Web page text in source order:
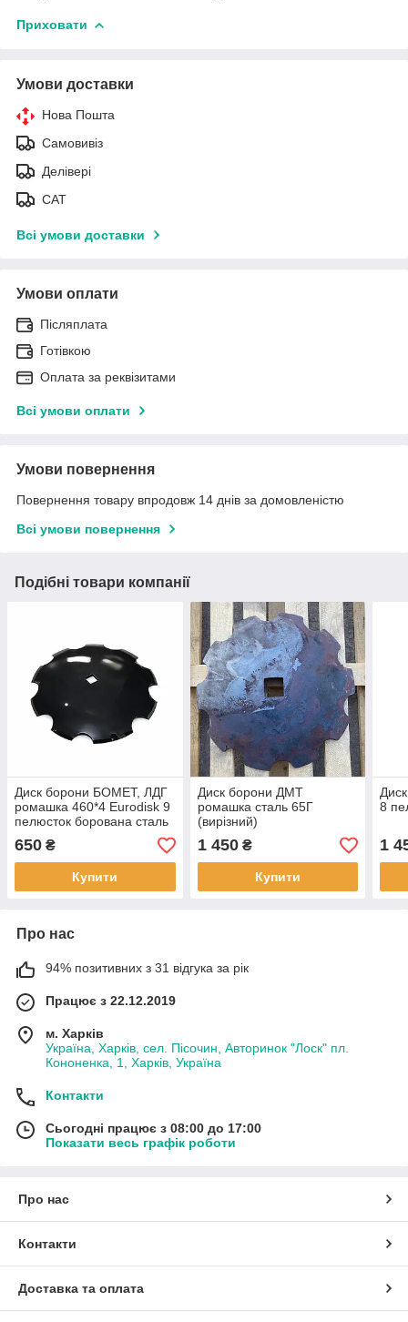
Приховати
Умови доставки
Нова Пошта
Самовивіз
Делівері
САТ
Всі умови доставки
Умови оплати
Післяплата
Готівкою
Оплата за реквізитами
Всі умови оплати
Умови повернення
Повернення товару впродовж 14 днів за домовленістю
Всі умови повернення
Подібні товари компанії
Диск борони БОМЕТ, ЛДГ
ромашка 460*4 Eurodisk 9
пелюсток борована сталь
650 ₴
Купити
Диск борони ДМТ
ромашка сталь 65Г
(вирізний)
1 450₴
Купити
8
1
Про нас
94% позитивних з 31 відгука за рік
Працює з 22.12.2019
м. Харків
Україна, Харків, сел. Пісочин, Авторинок "Лоск" пл.
Кононенка, 1, Харків, Україна
Контакти
Сьогодні працює з 08:00 до 17:00
Показати весь графік роботи
Про нас
Контакти
Доставка та оплата